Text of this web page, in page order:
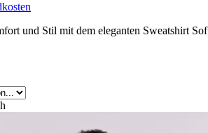
und Stil mit dem eleganten Sweatshirt